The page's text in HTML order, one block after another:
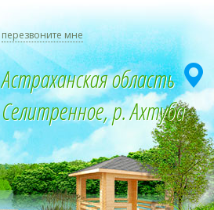
перезвоните мне
Астраханская область
Селитренное, р. Ахтуба